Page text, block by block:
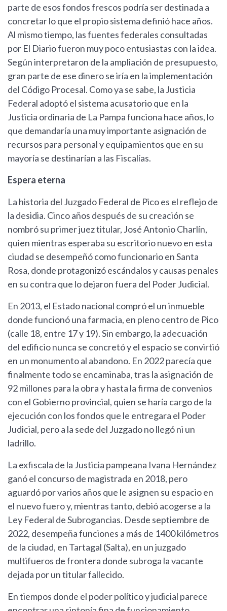
parte de esos fondos frescos podría ser destinada a
concretar lo que el propio sistema definió hace años.
Al mismo tiempo, las fuentes federales consultadas
por El Diario fueron muy poco entusiastas con la idea.
Según interpretaron de la ampliación de presupuesto,
gran parte de ese dinero se iría en la implementación
del Código Procesal. Como ya se sabe, la Justicia
Federal adoptó el sistema acusatorio que en la
Justicia ordinaria de La Pampa funciona hace años, lo
que demandaría una muy importante asignación de
recursos para personal y equipamientos que en su
mayoría se destinarían a las Fiscalías.
Espera eterna
La historia del Juzgado Federal de Pico es el reflejo de
la desidia. Cinco años después de su creación se
nombró su primer juez titular, José Antonio Charlín,
quien mientras esperaba su escritorio nuevo en esta
ciudad se desempeñó como funcionario en Santa
Rosa, donde protagonizó escándalos y causas penales
en su contra que lo dejaron fuera del Poder Judicial.
En 2013, el Estado nacional compró el un inmueble
donde funcionó una farmacia, en pleno centro de Pico
(calle 18, entre 17 y 19). Sin embargo, la adecuación
del edificio nunca se concretó y el espacio se convirtió
en un monumento al abandono. En 2022 parecía que
finalmente todo se encaminaba, tras la asignación de
92 millones para la obra y hasta la firma de convenios
con el Gobierno provincial, quien se haría cargo de la
ejecución con los fondos que le entregara el Poder
Judicial, pero a la sede del Juzgado no llegó ni un
ladrillo.
La exfiscala de la Justicia pampeana Ivana Hernández
ganó el concurso de magistrada en 2018, pero
aguardó por varios años que le asignen su espacio en
el nuevo fuero y, mientras tanto, debió acogerse a la
Ley Federal de Subrogancias. Desde septiembre de
2022, desempeña funciones a más de 1400 kilómetros
de la ciudad, en Tartagal (Salta), en un juzgado
multifueros de frontera donde subroga la vacante
dejada por un titular fallecido.
En tiempos donde el poder político y judicial parece